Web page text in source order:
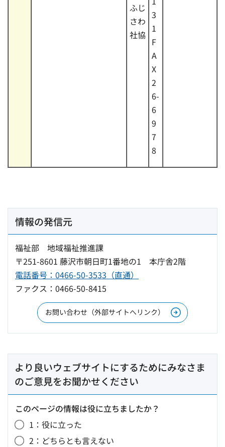
ふじ
さわ
社協
3
1
F
A
X
2
6-
6
9
7
8
情報の発信元
福祉部 地域福祉推進課
〒251-8601 藤沢市朝日町1番地の1 本庁舎2階
電話番号：0466-50-3533（直通）
ファクス：0466-50-8415
お問い合わせ（外部サイトへリンク）
より良いウェブサイトにするためにみなさま
のご意見をお聞かせください
このページの情報は役に立ちましたか？
1：役に立った
2：どちらとも言えない